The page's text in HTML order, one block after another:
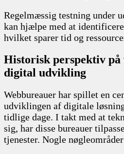
Regelmæssig testning under
kan hjælpe med at
hvilket sparer tid og
Historisk perspektiv på
digital udvikling
Webbureauer har spillet en
udviklingen af digitale
tidlige dage. I takt med at
sig, har disse bureauer
tjenester. Nogle